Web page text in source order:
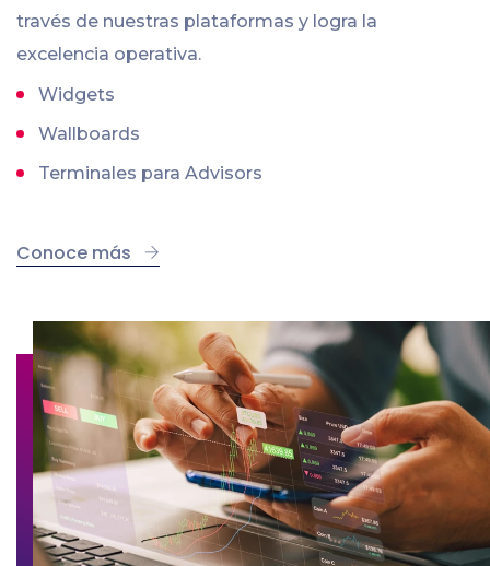
través de nuestras plataformas y logra la
excelencia operativa.
Widgets
Wallboards
Terminales para Advisors
Conoce más